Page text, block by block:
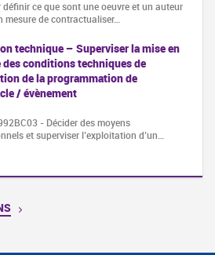
définir ce que sont une oeuvre et un auteur
mesure de contractualiser…
technique – Superviser la mise en
des conditions techniques de
de la programmation de
/ évènement
- Décider des moyens
et superviser l’exploitation d’un…